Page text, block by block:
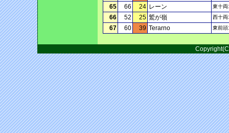
65 66 24 レーン 東十
66 52 25 鷲が嶺 西十両
67 60 39 Terarno 東前